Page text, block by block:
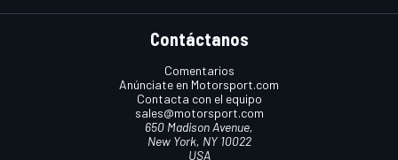
Contáctanos
Comentarios
Anúnciate en Motorsport.com
Contacta con el equipo
sales@motorsport.com
650 Madison Avenue,
New York, NY 10022
USA